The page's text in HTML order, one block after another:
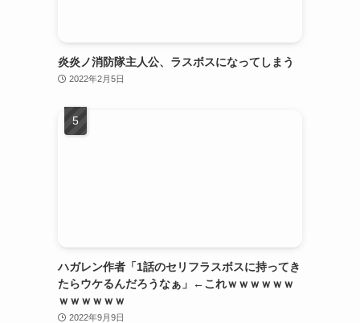
炎炎ノ消防隊主人公、ラスボスになってしまう
2022年2月5日
ハガレン作者「1話のセリフラスボスに持ってき
たらウケるんだろうなぁ」←これｗｗｗｗｗｗ
ｗｗｗｗｗｗ
2022年9月9日